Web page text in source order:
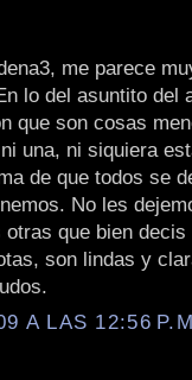
me parece
lo del asuntito del
que son cosas
una, ni siquiera
de que todos se
No les
que bien
son lindas y
A LAS 12:56